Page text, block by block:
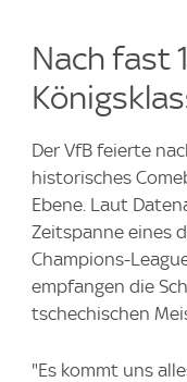
Nach fast
Der VfB feierte
historisches
Ebene. Laut
Zeitspanne eines
Champions-
empfangen die
tschechischen
"Es kommt uns